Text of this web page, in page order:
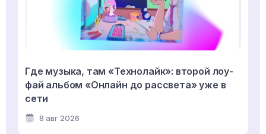
Где музыка, там «Технолайк»: второй лоу-
фай альбом «Онлайн до рассвета» уже в
сети
8 авг 2026